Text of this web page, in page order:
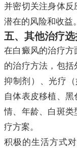
并密切关注身体
潜在的风险和收益。
五、其他治疗
在白癜风的治疗
的治疗方法，包
抑制剂）、光疗
自体表皮移植、
情、年龄、白斑
疗方案。
积极的生活方式